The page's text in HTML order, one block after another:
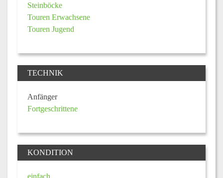
Steinböcke
Touren Erwachsene
Touren Jugend
TECHNIK
Anfänger
Fortgeschrittene
KONDITION
einfach